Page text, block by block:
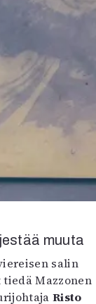
muuta
salin
Mazzonen
Risto